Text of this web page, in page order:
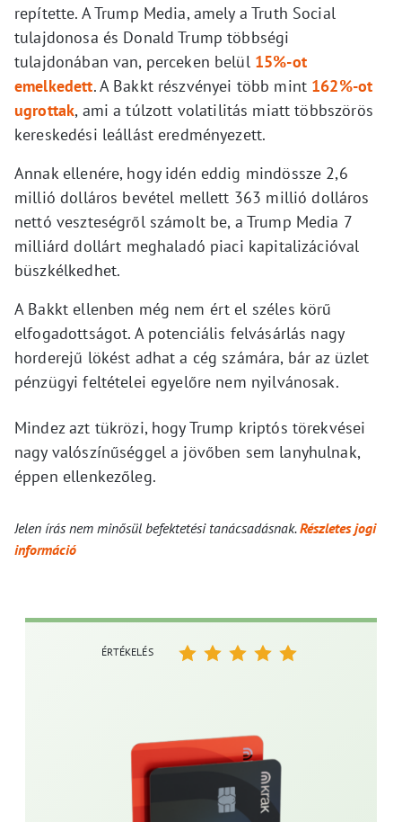
repítette. A Trump Media, amely a Truth Social
tulajdonosa és Donald Trump többségi
tulajdonában van, perceken belül 15%-ot
emelkedett. A Bakkt részvényei több mint 162%-ot
ugrottak, ami a túlzott volatilitás miatt többszörös
kereskedési leállást eredményezett.
Annak ellenére, hogy idén eddig mindössze 2,6
millió dolláros bevétel mellett 363 millió dolláros
nettó veszteségről számolt be, a Trump Media 7
milliárd dollárt meghaladó piaci kapitalizációval
büszkélkedhet.
A Bakkt ellenben még nem ért el széles körű
elfogadottságot. A potenciális felvásárlás nagy
horderejű lökést adhat a cég számára, bár az üzlet
pénzügyi feltételei egyelőre nem nyilvánosak.
Mindez azt tükrözi, hogy Trump kriptós törekvései
nagy valószínűséggel a jövőben sem lanyhulnak,
éppen ellenkezőleg.
Jelen írás nem minősül befektetési tanácsadásnak.Részletes jogi
információ
ÉRTÉKELÉS